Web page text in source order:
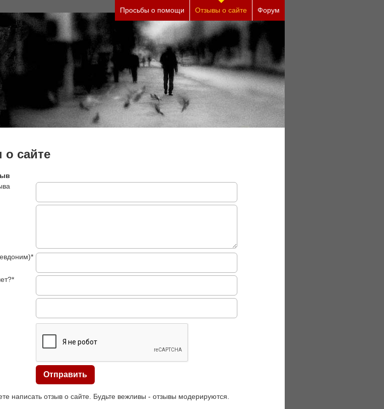
психологические причины (бесплатно)
Просьбы о помощи Отзывы о сайте Форум
сайте
написать отзыв о сайте. Будьте вежливы - отзывы модерируются.